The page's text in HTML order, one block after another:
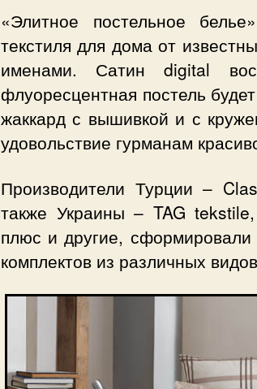
«Элитное постельное
текстиля для дома от
именами. Сатин digital
флуоресцентная постель
жаккард с вышивкой и с
удовольствие гурманам
Производители Турции –
также Украины – TAG
плюс и другие,
комплектов из различных